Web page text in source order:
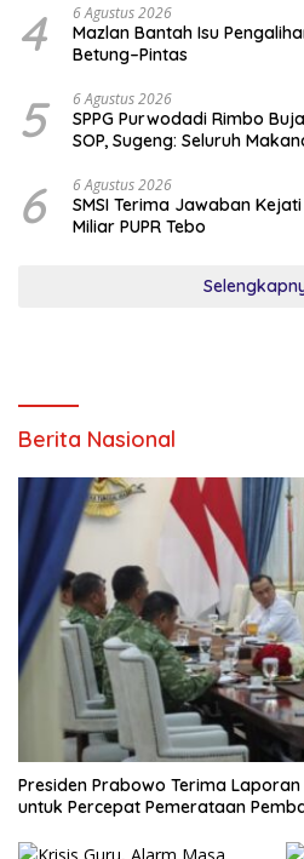
4 6 Agustus 2026
Mazlan Bantah Isu
Betung–Pintas
5 6 Agustus 2026
SPPG Purwodadi Rimbo
SOP, Sugeng: Seluruh
6 6 Agustus 2026
SMSI Terima Jawaban
Miliar PUPR Tebo
Berita Nasional
Presiden Prabowo Terima
untuk Percepat Pemerataan